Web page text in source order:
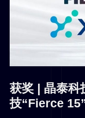
获奖 | 晶泰科
技“Fierce